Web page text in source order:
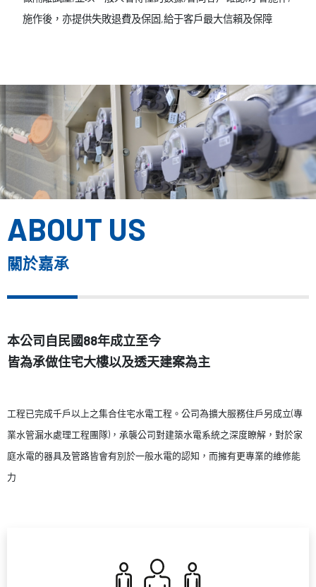
施作後，亦提供失敗退費及保固,給于客戶最大信賴及保障
ABOUT US
關於嘉承
本公司自民國88年成立至今
皆為承做住宅大樓以及透天建案為主
工程已完成千戶以上之集合住宅水電工程。公司為擴大服務住戶另成立(專
業水管漏水處理工程團隊)，承襲公司對建築水電系統之深度瞭解，對於家
庭水電的器具及管路皆會有別於一般水電的認知，而擁有更專業的維修能
力